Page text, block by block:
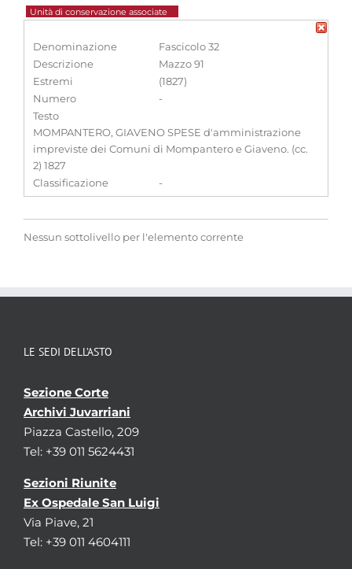
Unità di conservazione associate
Denominazione
Fascicolo 32
Descrizione
Mazzo 91
Estremi
(1827)
Numero
-
Testo
MOMPANTERO, GIAVENO SPESE d'amministrazione
impreviste dei Comuni di Mompantero e Giaveno. (cc.
2) 1827
Classificazione
-
Nessun sottolivello per l'elemento corrente
LE SEDI DELL’ASTO
Sezione Corte
Archivi Juvarriani
Piazza Castello, 209
Tel: +39 011 5624431
Sezioni Riunite
Ex Ospedale San Luigi
Via Piave, 21
Tel: +39 011 4604111